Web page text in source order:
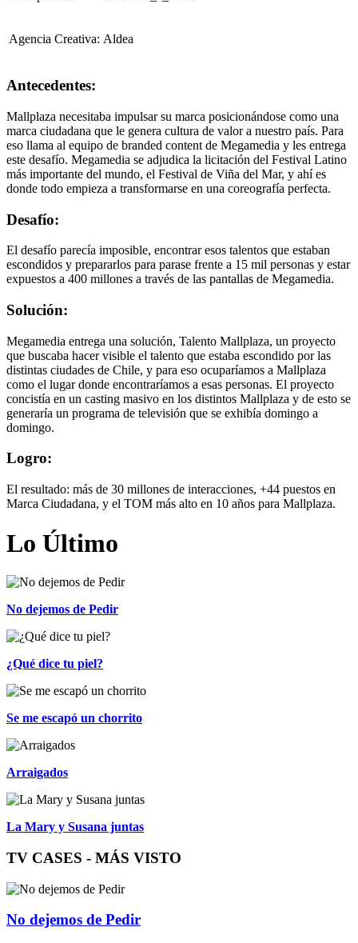
Agencia Creativa: Aldea
Antecedentes:
Mallplaza necesitaba impulsar su marca posicionándose como una
marca ciudadana que le genera cultura de valor a nuestro país. Para
eso llama al equipo de branded content de Megamedia y les entrega
este desafío. Megamedia se adjudica la licitación del Festival Latino
más importante del mundo, el Festival de Viña del Mar, y ahí es
donde todo empieza a transformarse en una coreografía perfecta.
Desafío:
El desafío parecía imposible, encontrar esos talentos que estaban
escondidos y prepararlos para parase frente a 15 mil personas y estar
expuestos a 400 millones a través de las pantallas de Megamedia.
Solución:
Megamedia entrega una solución, Talento Mallplaza, un proyecto
que buscaba hacer visible el talento que estaba escondido por las
distintas ciudades de Chile, y para eso ocuparíamos a Mallplaza
como el lugar donde encontraríamos a esas personas. El proyecto
concistía en un casting masivo en los distintos Mallplaza y de esto se
generaría un programa de televisión que se exhibía domingo a
domingo.
Logro:
El resultado: más de 30 millones de interacciones, +44 puestos en
Marca Ciudadana, y el TOM más alto en 10 años para Mallplaza.
Lo Último
No dejemos de Pedir
¿Qué dice tu piel?
Se me escapó un chorrito
Arraigados
La Mary y Susana juntas
TV CASES - MÁS VISTO
No dejemos de Pedir